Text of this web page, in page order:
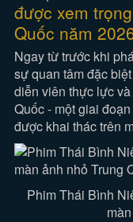
được xem
Quốc năm
Ngay từ trước khi
sự quan tâm đặc
diễn viên thực lực
Quốc - một giai
được khai thác trên
Phim Thái Bình